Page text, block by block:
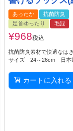
あったか
抗菌防臭
足首ゆったり
毛混
¥968税込
抗菌防臭素材で快適なはき
サイズ 24～26cm 日本
カートに入れる